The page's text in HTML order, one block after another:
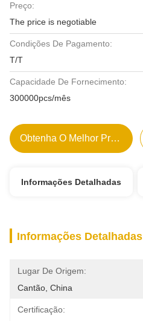
Preço:
The price is negotiable
Condições De Pagamento:
T/T
Capacidade De Fornecimento:
300000pcs/mês
Obtenha O Melhor Preço
Informações Detalhadas
Informações Detalhadas
Lugar De Origem:
Cantão, China
Certificação: